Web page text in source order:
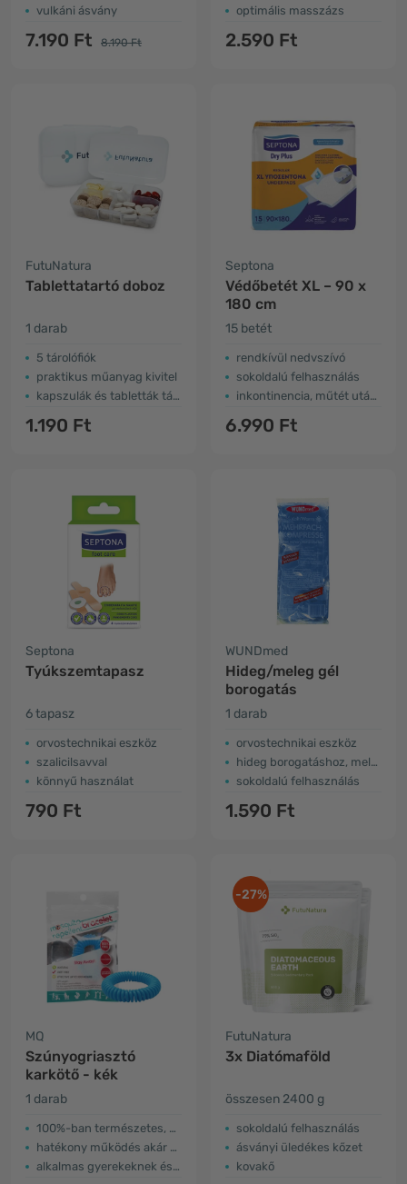
vulkáni ásvány
7.190 Ft 8.190 Ft
optimális masszázs
2.590 Ft
FutuNatura
Tablettatartó doboz
1 darab
5 tárolófiók
praktikus műanyag kivitel
kapszulák és tabletták tárolására
1.190 Ft
Septona
Védőbetét XL – 90 x
180 cm
15 betét
rendkívül nedvszívó
sokoldalú felhasználás
inkontinencia, műtét utáni ellátás...
6.990 Ft
Septona
Tyúkszemtapasz
6 tapasz
orvostechnikai eszköz
szalicilsavval
könnyű használat
790 Ft
WUNDmed
Hideg/meleg gél
borogatás
1 darab
orvostechnikai eszköz
hideg borogatáshoz, melegítő borogatáshoz
sokoldalú felhasználás
1.590 Ft
MQ
Szúnyogriasztó
karkötő - kék
1 darab
100%-ban természetes, DEET nélkül
hatékony működés akár 300 órán keresztül
alkalmas gyerekeknek és felnőtteknek
-27%
FutuNatura
3x Diatómaföld
összesen 2400 g
sokoldalú felhasználás
ásványi üledékes kőzet
kovakő